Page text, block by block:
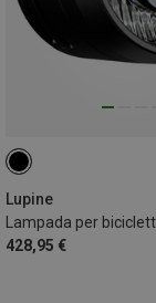
Lupine
428,95 €
31.8MM